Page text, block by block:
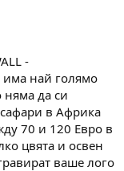
-
има най голямо
да си
в Африка
70 и 120 Евро в
цвята и освен
ваше лого